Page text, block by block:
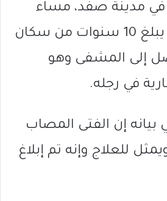
مدينة صفد، مساء
الجمعة، بأن فتىً يبلغ 10 سنوات من سكان
إلى المشفى وهو
في رجله.
إن الفتى المصاب
للعلاج وإنه تم إبلاغ